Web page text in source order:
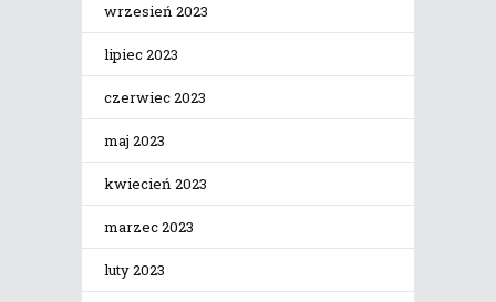
wrzesień 2023
lipiec 2023
czerwiec 2023
maj 2023
kwiecień 2023
marzec 2023
luty 2023